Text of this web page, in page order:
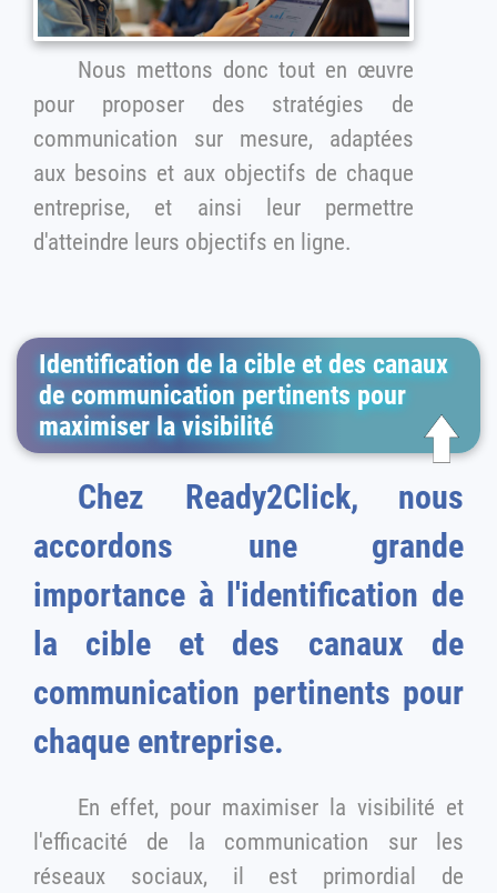
Nous mettons donc tout en œuvre
pour proposer des stratégies de
communication sur mesure, adaptées
aux besoins et aux objectifs de chaque
entreprise, et ainsi leur permettre
d'atteindre leurs objectifs en ligne.
Identification de la cible et des canaux
de communication pertinents pour
maximiser la visibilité
Chez Ready2Click, nous
accordons une grande
importance à l'identification de
la cible et des canaux de
communication pertinents pour
chaque entreprise.
En effet, pour maximiser la visibilité et
l'efficacité de la communication sur les
réseaux sociaux, il est primordial de